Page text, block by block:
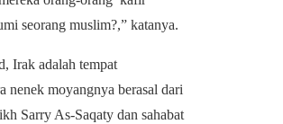
seorang muslim?,” katanya.
Irak adalah tempat
nenek moyangnya berasal dari
Sarry As-Saqaty dan sahabat